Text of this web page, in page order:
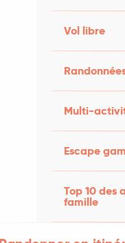
Vol libre
Multi-
Escape
Top 10 des
famille